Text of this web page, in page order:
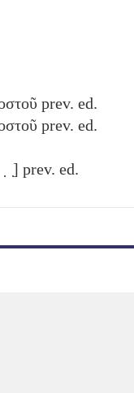
prev. ed.
prev. ed.
prev. ed.